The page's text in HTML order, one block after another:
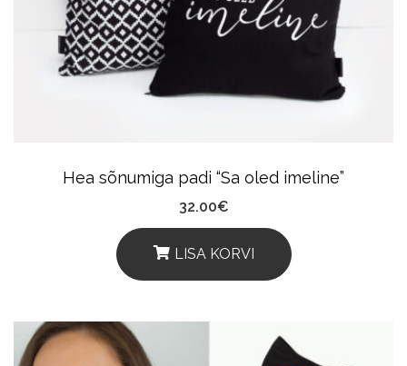
Hea sõnumiga padi “Sa oled imeline”
32.00€
LISA KORVI